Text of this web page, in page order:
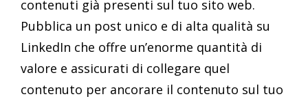
contenuti già presenti sul tuo sito web.
Pubblica un post unico e di alta qualità su
LinkedIn che offre un’enorme quantità di
valore e assicurati di collegare quel
contenuto per ancorare il contenuto sul tuo